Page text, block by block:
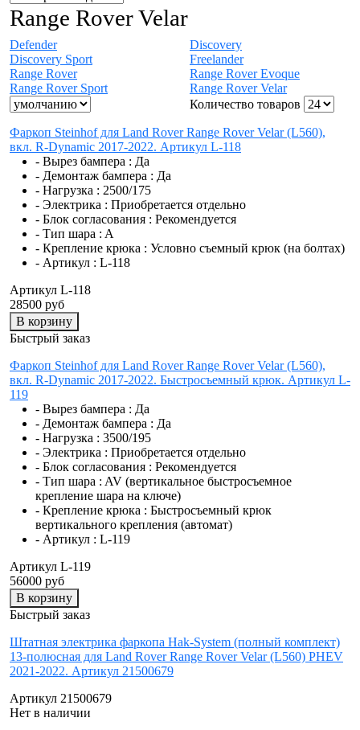
Range Rover Velar
Defender
Discovery
Discovery Sport
Freelander
Range Rover
Range Rover Evoque
Range Rover Sport
Range Rover Velar
Количество товаров
Фаркоп Steinhof для Land Rover Range Rover Velar (L560),
вкл. R-Dynamic 2017-2022. Артикул L-118
- Вырез бампера : Да
- Демонтаж бампера : Да
- Нагрузка : 2500/175
- Электрика : Приобретается отдельно
- Блок согласования : Рекомендуется
- Тип шара : A
- Крепление крюка : Условно съемный крюк (на болтах)
- Артикул : L-118
Артикул L-118
28500 руб
В корзину
Быстрый заказ
Фаркоп Steinhof для Land Rover Range Rover Velar (L560),
вкл. R-Dynamic 2017-2022. Быстросъемный крюк. Артикул L-
119
- Вырез бампера : Да
- Демонтаж бампера : Да
- Нагрузка : 3500/195
- Электрика : Приобретается отдельно
- Блок согласования : Рекомендуется
- Тип шара : AV (вертикальное быстросъемное
крепление шара на ключе)
- Крепление крюка : Быстросъемный крюк
вертикального крепления (автомат)
- Артикул : L-119
Артикул L-119
56000 руб
В корзину
Быстрый заказ
Штатная электрика фаркопа Hak-System (полный комплект)
13-полюсная для Land Rover Range Rover Velar (L560) PHEV
2021-2022. Артикул 21500679
Артикул 21500679
Нет в наличии